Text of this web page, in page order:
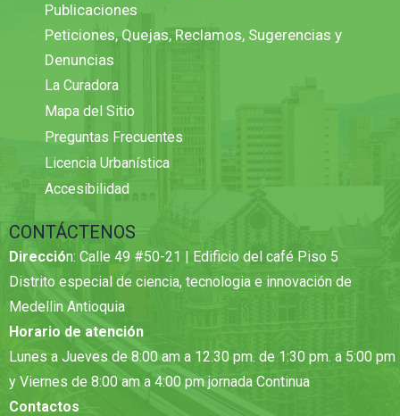
Publicaciones
Peticiones, Quejas, Reclamos, Sugerencias y
Denuncias
La Curadora
Mapa del Sitio
Preguntas Frecuentes
Licencia Urbanística
Accesibilidad
CONTÁCTENOS
Dirección: Calle 49 #50-21 | Edificio del café Piso 5
Distrito especial de ciencia, tecnologia e innovación de
Medellin Antioquia
Horario de atención
Lunes a Jueves de 8:00 am a 12.30 pm. de 1:30 pm. a 5:00 pm
y Viernes de 8:00 am a 4:00 pm jornada Continua
Contactos